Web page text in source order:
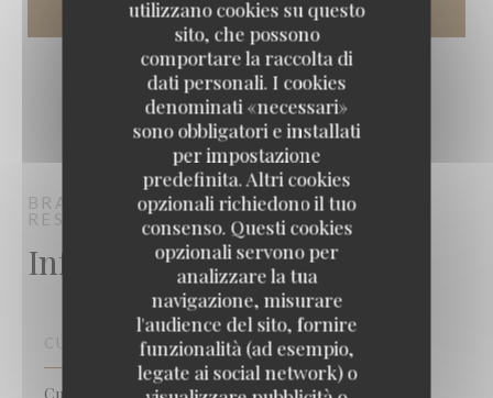
utilizzano cookies su questo
sito, che possono
comportare la raccolta di
dati personali. I cookies
denominati «necessari»
sono obbligatori e installati
per impostazione
predefinita. Altri cookies
opzionali richiedono il tuo
consenso. Questi cookies
opzionali servono per
analizzare la tua
navigazione, misurare
l'audience del sito, fornire
funzionalità (ad esempio,
legate ai social network) o
BRASSERIE VAUDEVILLEBRASSERIE -
RESTAURANT
Informazioni pratiche
CUCINA
Cucina tradizionale, Francese, Di Pesce